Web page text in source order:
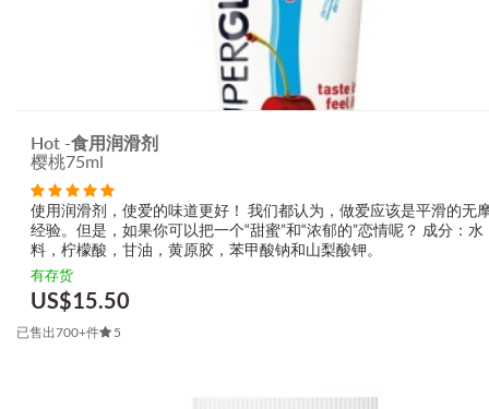
Hot -食用润滑剂
樱桃75ml
使用润滑剂，使爱的味道更好！ 我们都认为，做爱应该是平滑的无
经验。但是，如果你可以把一个“甜蜜”和“浓郁的”恋情呢？ 成分：水
料，柠檬酸，甘油，黄原胶，苯甲酸钠和山梨酸钾。
有存货
US$15.50
已售出700+件 5